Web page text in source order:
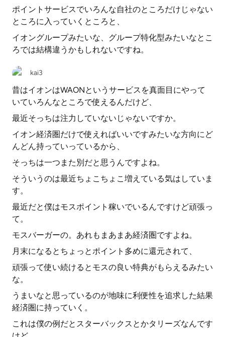
ポイントサービスでいろんな自社のところだけじゃない
ところに入っていくところと、
イオングループみたいな、グループ特化型みたいなとこ
ろでは結構違うかもしれないですね。
kai3
昔はイオンはWAONというサービスを真面目にやって
いていろんなところで使えるんだけど、
最近そっちは注力していないじゃないですか。
イオン経済圏だけで使えればいいですみたいな方向にど
んどん持っていっているから、
そっちは一つまた別だと思うんですよね。
そういうのは最近ちょこちょこ増えている気はしていま
す。
最近だと僕はモスポイント稼いでいるんですけど頑張っ
て。
モスバーガーの。あれもまあまあ経済圏ですよね。
月末になるとちょっとポイント多めに還元されて、
頑張って使い続けるとモスの良い特典がもらえるみたい
な。
うまいなと思っているのが地味に利便性を追求した結果
経済圏に持っていく。
これは僕の例だとスターバックスとかタリーズなんです